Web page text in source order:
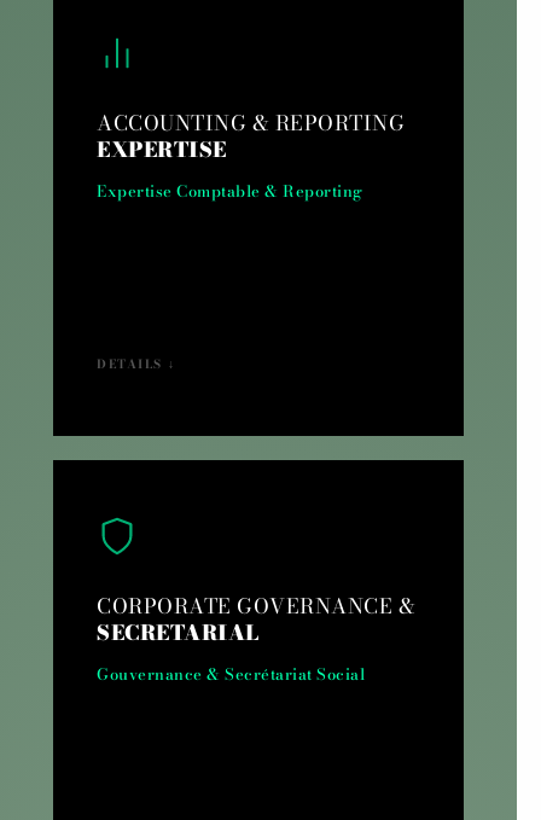
ACCOUNTING & REPORTING
EXPERTISE
Expertise Comptable & Reporting
DETAILS ↓
CORPORATE GOVERNANCE &
SECRETARIAL
Gouvernance & Secrétariat Social